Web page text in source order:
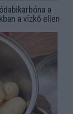
a
a vízkő ellen